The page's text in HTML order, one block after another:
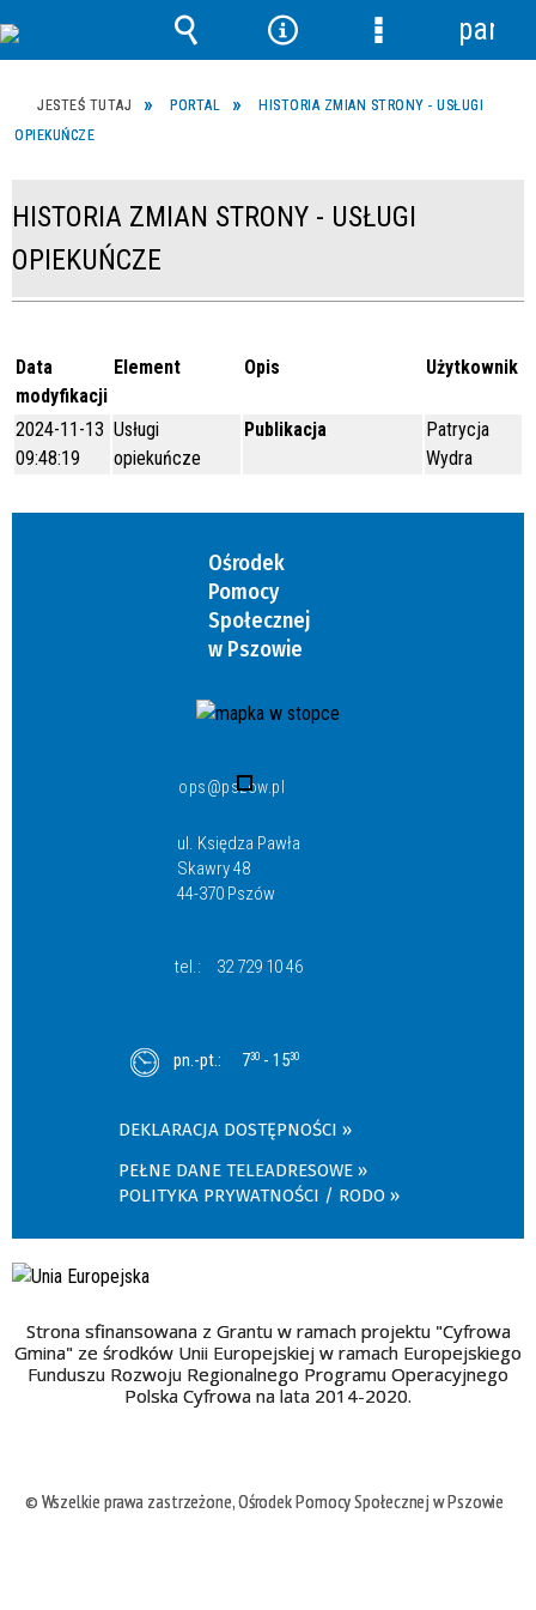
JESTEŚ TUTAJ PORTAL
HISTORIA ZMIAN STRONY - USŁUGI
OPIEKUŃCZE
HISTORIA ZMIAN STRONY - USŁUGI
OPIEKUŃCZE
Data
modyfikacji
Element Opis Użytkownik
2024-11-13
09:48:19
Usługi
opiekuńcze
Publikacja
Patrycja
Wydra
Ośrodek
Pomocy
Społecznej
w Pszowie
ops@pszow.pl
ul. Księdza Pawła
Skawry 48
44-370 Pszów
tel.: 32 729 10 46
pn.-pt.: 730 - 1530
DEKLARACJA DOSTĘPNOŚCI
PEŁNE DANE TELEADRESOWE
POLITYKA PRYWATNOŚCI / RODO
Strona sfinansowana z Grantu w ramach projektu "Cyfrowa
Gmina" ze środków Unii Europejskiej w ramach Europejskiego
Funduszu Rozwoju Regionalnego Programu Operacyjnego
Polska Cyfrowa na lata 2014-2020.
© Wszelkie prawa zastrzeżone, Ośrodek Pomocy Społecznej w Pszowie
Wyszukiwarka
NarzędziaMenu
szczegółowe
panel